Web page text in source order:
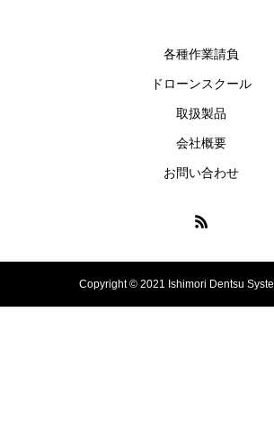
各種作業請負
ドローンスクール
取扱製品
会社概要
お問い合わせ
Copyright © 2021 Ishimori Dentsu